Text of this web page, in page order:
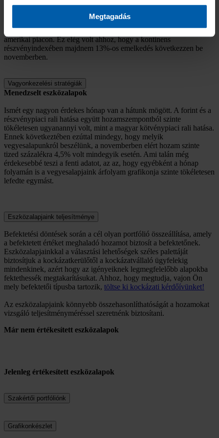
Megtagadás
azonban nem a kínai, hanem a latin-amerikai piacok vezettek,
élükön az argentin részvénypiaccal. Az argentin elnökválasztás
második fordulójából végül a harmadik utas jelölt Milei került ki
győztesen, aminek a hatására drámai tépés indult be a legtöbb latin-
amerikai piacon. Ez elég volt ahhoz, hogy a kontinens
részvényindexében majdnem 13%-os emelkedés következzen be
novemberben.
Vagyonkezelési stratégiák
Menedzselt eszközalapok
Ismét egy nagyon érdekes hónap van a hátunk mögött. A forint és a
részvénypiaci rali hatása együtt hozamszempontból szinte
tökéletesen ugyanannyi volt, mint a magyar kötvénypiaci rali hatása.
Ennek következtében ezúttal mindegy, hogy melyik
vegyesalapunkról beszélünk, a novemberben elért hozam szinte
tized százalékra 4,5% volt mindegyik esetén. Ami talán még
érdekesebbé teszi a fenti adatot, az az, hogy egyébként a hónap
folyamán is a vegyesalapjaink árfolyam grafikonja szinte tökéletesen
lefedte egymást.
Eszközalapjaink teljesítménye
Befektetési döntések során a cél olyan portfólió összeállítása, amely
a befektetett értéket meghaladó hozamot biztosít a befektetőnek.
Eszközalapjainkkal a választási lehetőségek széles palettáját
biztosítjuk a kockázatkerülőtől a kockázatvállaló ügyfelekig
mindenkinek, azért hogy az igényeiknek legmegfelelőbb alapokba
fektethessék megtakarításukat. Ahhoz, hogy megtudja, vajon Ön
mely befektetői típusba tartozik, töltse ki kockázati kérdőívünket!
Az eszközalapjaink könnyebb összehasonlíthatóságát a hozamokat
vizsgáló teljesítményméréssel szeretnénk biztosítani.
Már nem értékesített eszközalapok
Jelenleg értékesített eszközalapok
Szakértői portfóliónk
Grafikonkészlet